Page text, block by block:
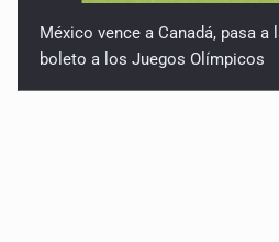
México vence a Canadá, pasa a
boleto a los Juegos Olímpicos